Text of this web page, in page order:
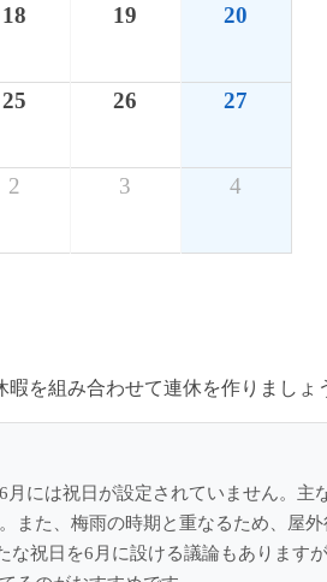
18 19 20
25 26 27
2 3 4
を組み合わせて連休を作りましょ
には祝日が設定されていません。
た、梅雨の時期と重なるため、屋
祝日を6月に設ける議論もあります